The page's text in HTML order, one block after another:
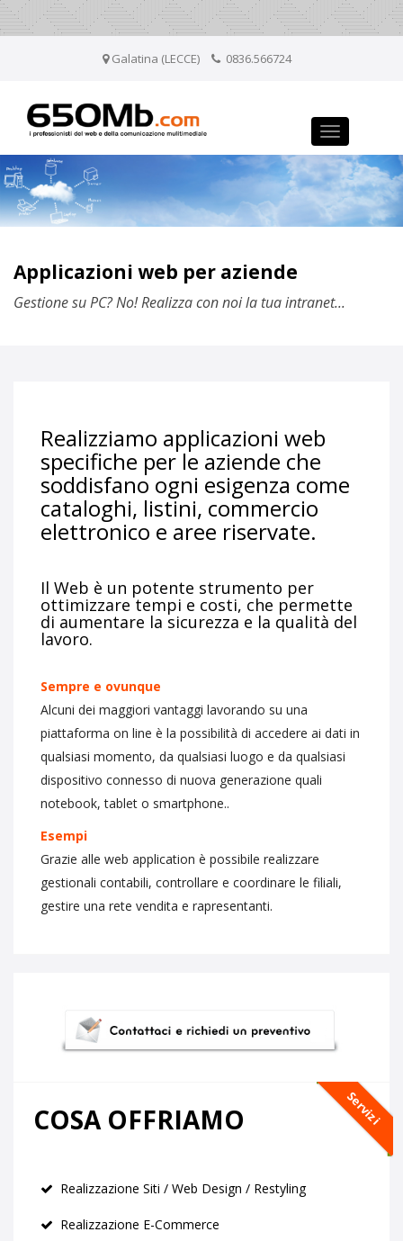
Galatina (LECCE) 0836.566724
Toggle
navigation
Applicazioni web per aziende
Gestione su PC? No! Realizza con noi la tua intranet...
Realizziamo applicazioni web
specifiche per le aziende che
soddisfano ogni esigenza come
cataloghi, listini, commercio
elettronico e aree riservate.
Il Web è un potente strumento per
ottimizzare tempi e costi, che permette
di aumentare la sicurezza e la qualità del
lavoro.
Sempre e ovunque
Alcuni dei maggiori vantaggi lavorando su una
piattaforma on line è la possibilità di accedere ai dati in
qualsiasi momento, da qualsiasi luogo e da qualsiasi
dispositivo connesso di nuova generazione quali
notebook, tablet o smartphone..
Esempi
Grazie alle web application è possibile realizzare
gestionali contabili, controllare e coordinare le filiali,
gestire una rete vendita e rapresentanti.
Servizi
COSA OFFRIAMO
Realizzazione Siti / Web Design / Restyling
Realizzazione E-Commerce